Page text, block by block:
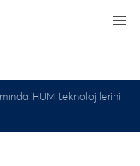
HUM teknolojilerini